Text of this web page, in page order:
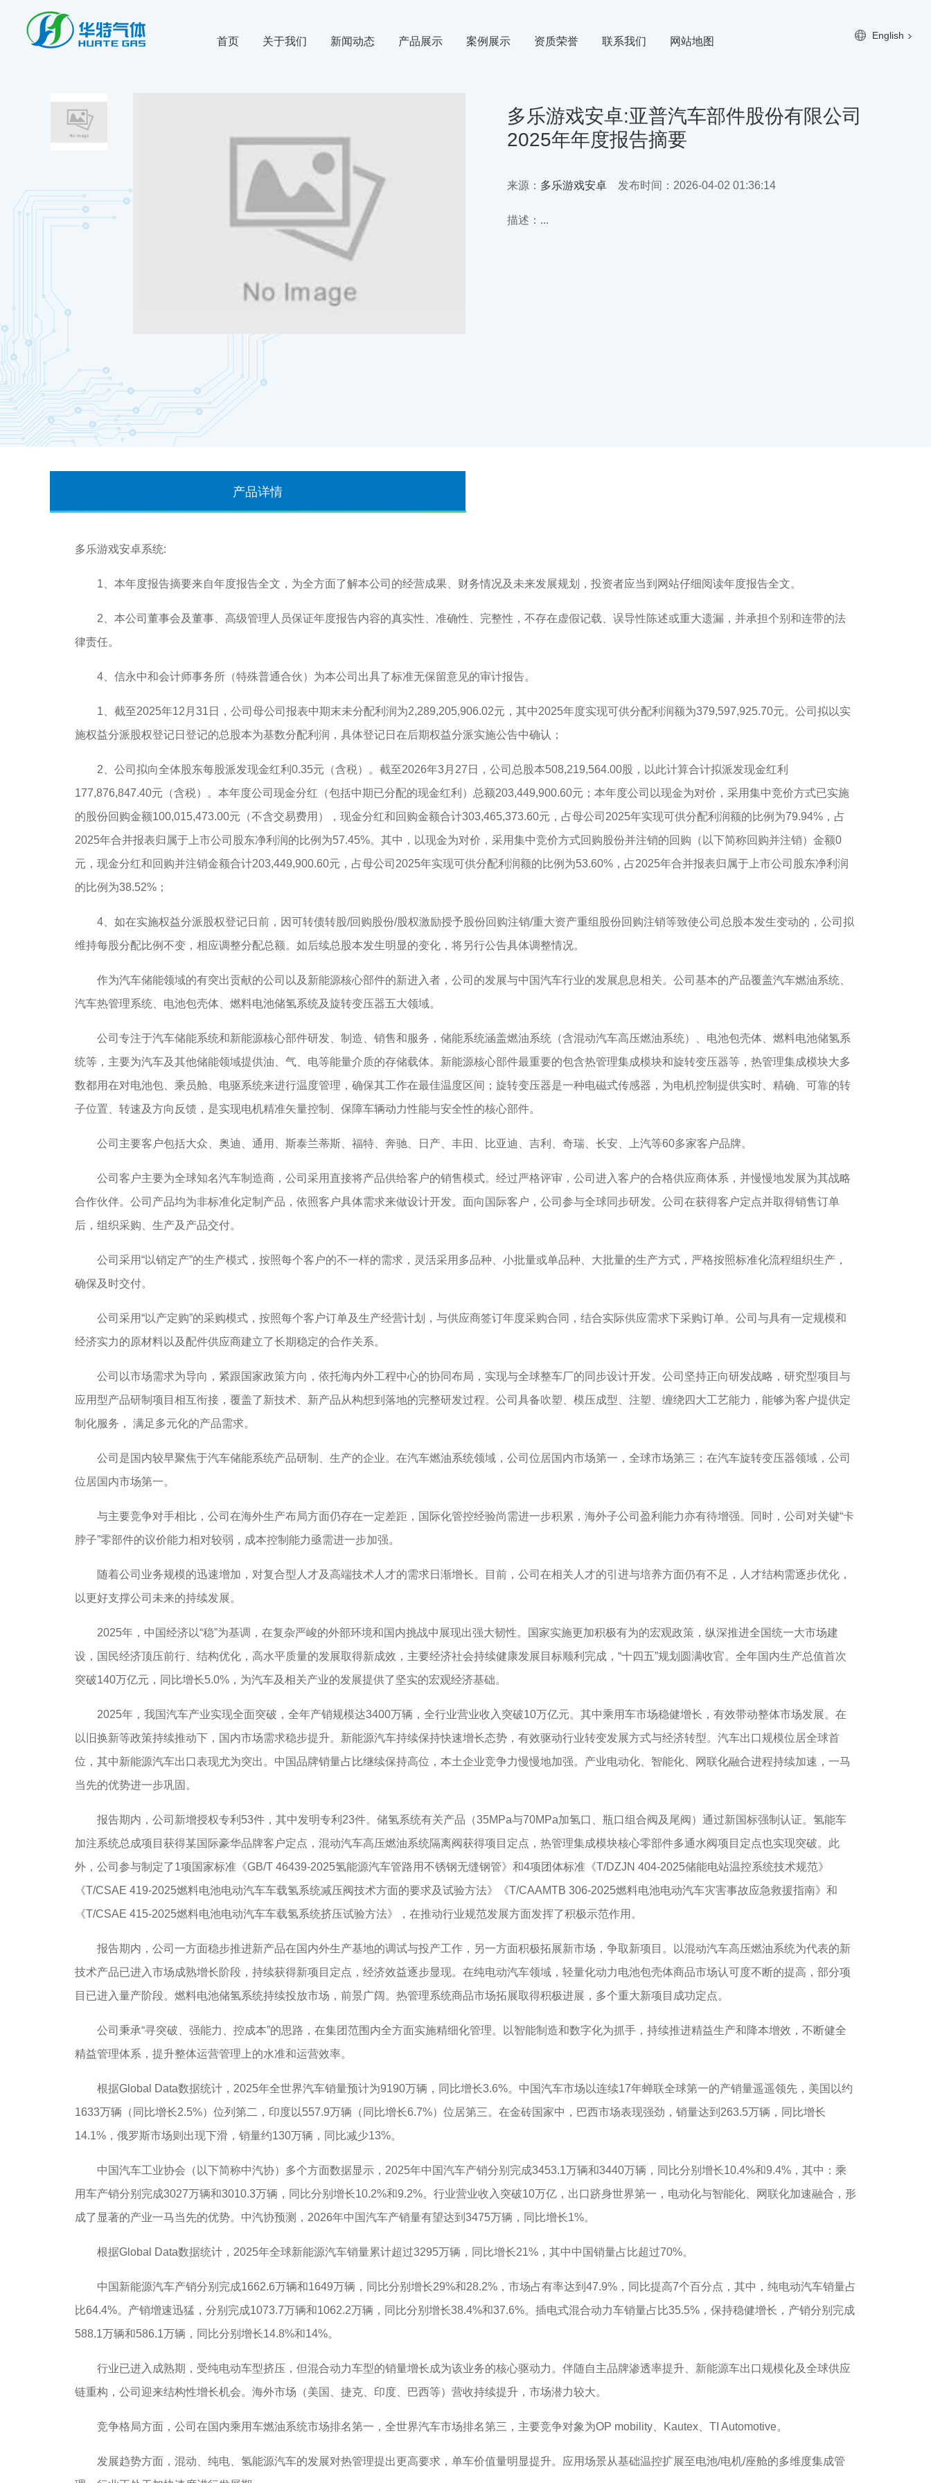
English
首页 关于我们 新闻动态 产品展示 案例展示 资质荣誉 联系我们 网站地图
多乐游戏安卓:亚普汽车部件股份有限公司
2025年年度报告摘要
来源： 多乐游戏安卓 发布时间：2026-04-02 01:36:14
描述：...
产品详情
多乐游戏安卓系统:
1、本年度报告摘要来自年度报告全文，为全方面了解本公司的经营成果、财务情况及未来发展规划，投资者应当到网站仔细阅读年度报告全文。
2、本公司董事会及董事、高级管理人员保证年度报告内容的真实性、准确性、完整性，不存在虚假记载、误导性陈述或重大遗漏，并承担个别和连带的法
律责任。
4、信永中和会计师事务所（特殊普通合伙）为本公司出具了标准无保留意见的审计报告。
1、截至2025年12月31日，公司母公司报表中期末未分配利润为2,289,205,906.02元，其中2025年度实现可供分配利润额为379,597,925.70元。公司拟以实
施权益分派股权登记日登记的总股本为基数分配利润，具体登记日在后期权益分派实施公告中确认；
2、公司拟向全体股东每股派发现金红利0.35元（含税）。截至2026年3月27日，公司总股本508,219,564.00股，以此计算合计拟派发现金红利
177,876,847.40元（含税）。本年度公司现金分红（包括中期已分配的现金红利）总额203,449,900.60元；本年度公司以现金为对价，采用集中竞价方式已实施
的股份回购金额100,015,473.00元（不含交易费用），现金分红和回购金额合计303,465,373.60元，占母公司2025年实现可供分配利润额的比例为79.94%，占
2025年合并报表归属于上市公司股东净利润的比例为57.45%。其中，以现金为对价，采用集中竞价方式回购股份并注销的回购（以下简称回购并注销）金额0
元，现金分红和回购并注销金额合计203,449,900.60元，占母公司2025年实现可供分配利润额的比例为53.60%，占2025年合并报表归属于上市公司股东净利润
的比例为38.52%；
4、如在实施权益分派股权登记日前，因可转债转股/回购股份/股权激励授予股份回购注销/重大资产重组股份回购注销等致使公司总股本发生变动的，公司拟
维持每股分配比例不变，相应调整分配总额。如后续总股本发生明显的变化，将另行公告具体调整情况。
作为汽车储能领域的有突出贡献的公司以及新能源核心部件的新进入者，公司的发展与中国汽车行业的发展息息相关。公司基本的产品覆盖汽车燃油系统、
汽车热管理系统、电池包壳体、燃料电池储氢系统及旋转变压器五大领域。
公司专注于汽车储能系统和新能源核心部件研发、制造、销售和服务，储能系统涵盖燃油系统（含混动汽车高压燃油系统）、电池包壳体、燃料电池储氢系
统等，主要为汽车及其他储能领域提供油、气、电等能量介质的存储载体。新能源核心部件最重要的包含热管理集成模块和旋转变压器等，热管理集成模块大多
数都用在对电池包、乘员舱、电驱系统来进行温度管理，确保其工作在最佳温度区间；旋转变压器是一种电磁式传感器，为电机控制提供实时、精确、可靠的转
子位置、转速及方向反馈，是实现电机精准矢量控制、保障车辆动力性能与安全性的核心部件。
公司主要客户包括大众、奥迪、通用、斯泰兰蒂斯、福特、奔驰、日产、丰田、比亚迪、吉利、奇瑞、长安、上汽等60多家客户品牌。
公司客户主要为全球知名汽车制造商，公司采用直接将产品供给客户的销售模式。经过严格评审，公司进入客户的合格供应商体系，并慢慢地发展为其战略
合作伙伴。公司产品均为非标准化定制产品，依照客户具体需求来做设计开发。面向国际客户，公司参与全球同步研发。公司在获得客户定点并取得销售订单
后，组织采购、生产及产品交付。
公司采用“以销定产”的生产模式，按照每个客户的不一样的需求，灵活采用多品种、小批量或单品种、大批量的生产方式，严格按照标准化流程组织生产，
确保及时交付。
公司采用“以产定购”的采购模式，按照每个客户订单及生产经营计划，与供应商签订年度采购合同，结合实际供应需求下采购订单。公司与具有一定规模和
经济实力的原材料以及配件供应商建立了长期稳定的合作关系。
公司以市场需求为导向，紧跟国家政策方向，依托海内外工程中心的协同布局，实现与全球整车厂的同步设计开发。公司坚持正向研发战略，研究型项目与
应用型产品研制项目相互衔接，覆盖了新技术、新产品从构想到落地的完整研发过程。公司具备吹塑、模压成型、注塑、缠绕四大工艺能力，能够为客户提供定
制化服务， 满足多元化的产品需求。
公司是国内较早聚焦于汽车储能系统产品研制、生产的企业。在汽车燃油系统领域，公司位居国内市场第一，全球市场第三；在汽车旋转变压器领域，公司
位居国内市场第一。
与主要竞争对手相比，公司在海外生产布局方面仍存在一定差距，国际化管控经验尚需进一步积累，海外子公司盈利能力亦有待增强。同时，公司对关键“卡
脖子”零部件的议价能力相对较弱，成本控制能力亟需进一步加强。
随着公司业务规模的迅速增加，对复合型人才及高端技术人才的需求日渐增长。目前，公司在相关人才的引进与培养方面仍有不足，人才结构需逐步优化，
以更好支撑公司未来的持续发展。
2025年，中国经济以“稳”为基调，在复杂严峻的外部环境和国内挑战中展现出强大韧性。国家实施更加积极有为的宏观政策，纵深推进全国统一大市场建
设，国民经济顶压前行、结构优化，高水平质量的发展取得新成效，主要经济社会持续健康发展目标顺利完成，“十四五”规划圆满收官。全年国内生产总值首次
突破140万亿元，同比增长5.0%，为汽车及相关产业的发展提供了坚实的宏观经济基础。
2025年，我国汽车产业实现全面突破，全年产销规模达3400万辆，全行业营业收入突破10万亿元。其中乘用车市场稳健增长，有效带动整体市场发展。在
以旧换新等政策持续推动下，国内市场需求稳步提升。新能源汽车持续保持快速增长态势，有效驱动行业转变发展方式与经济转型。汽车出口规模位居全球首
位，其中新能源汽车出口表现尤为突出。中国品牌销量占比继续保持高位，本土企业竞争力慢慢地加强。产业电动化、智能化、网联化融合进程持续加速，一马
当先的优势进一步巩固。
报告期内，公司新增授权专利53件，其中发明专利23件。储氢系统有关产品（35MPa与70MPa加氢口、瓶口组合阀及尾阀）通过新国标强制认证。氢能车
加注系统总成项目获得某国际豪华品牌客户定点，混动汽车高压燃油系统隔离阀获得项目定点，热管理集成模块核心零部件多通水阀项目定点也实现突破。此
外，公司参与制定了1项国家标准《GB/T 46439-2025氢能源汽车管路用不锈钢无缝钢管》和4项团体标准《T/DZJN 404-2025储能电站温控系统技术规范》
《T/CSAE 419-2025燃料电池电动汽车车载氢系统减压阀技术方面的要求及试验方法》《T/CAAMTB 306-2025燃料电池电动汽车灾害事故应急救援指南》和
《T/CSAE 415-2025燃料电池电动汽车车载氢系统挤压试验方法》，在推动行业规范发展方面发挥了积极示范作用。
报告期内，公司一方面稳步推进新产品在国内外生产基地的调试与投产工作，另一方面积极拓展新市场，争取新项目。以混动汽车高压燃油系统为代表的新
技术产品已进入市场成熟增长阶段，持续获得新项目定点，经济效益逐步显现。在纯电动汽车领域，轻量化动力电池包壳体商品市场认可度不断的提高，部分项
目已进入量产阶段。燃料电池储氢系统持续投放市场，前景广阔。热管理系统商品市场拓展取得积极进展，多个重大新项目成功定点。
公司秉承“寻突破、强能力、控成本”的思路，在集团范围内全方面实施精细化管理。以智能制造和数字化为抓手，持续推进精益生产和降本增效，不断健全
精益管理体系，提升整体运营管理上的水准和运营效率。
根据Global Data数据统计，2025年全世界汽车销量预计为9190万辆，同比增长3.6%。中国汽车市场以连续17年蝉联全球第一的产销量遥遥领先，美国以约
1633万辆（同比增长2.5%）位列第二，印度以557.9万辆（同比增长6.7%）位居第三。在金砖国家中，巴西市场表现强劲，销量达到263.5万辆，同比增长
14.1%，俄罗斯市场则出现下滑，销量约130万辆，同比减少13%。
中国汽车工业协会（以下简称中汽协）多个方面数据显示，2025年中国汽车产销分别完成3453.1万辆和3440万辆，同比分别增长10.4%和9.4%，其中：乘
用车产销分别完成3027万辆和3010.3万辆，同比分别增长10.2%和9.2%。行业营业收入突破10万亿，出口跻身世界第一，电动化与智能化、网联化加速融合，形
成了显著的产业一马当先的优势。中汽协预测，2026年中国汽车产销量有望达到3475万辆，同比增长1%。
根据Global Data数据统计，2025年全球新能源汽车销量累计超过3295万辆，同比增长21%，其中中国销量占比超过70%。
中国新能源汽车产销分别完成1662.6万辆和1649万辆，同比分别增长29%和28.2%，市场占有率达到47.9%，同比提高7个百分点，其中，纯电动汽车销量占
比64.4%。产销增速迅猛，分别完成1073.7万辆和1062.2万辆，同比分别增长38.4%和37.6%。插电式混合动力车销量占比35.5%，保持稳健增长，产销分别完成
588.1万辆和586.1万辆，同比分别增长14.8%和14%。
行业已进入成熟期，受纯电动车型挤压，但混合动力车型的销量增长成为该业务的核心驱动力。伴随自主品牌渗透率提升、新能源车出口规模化及全球供应
链重构，公司迎来结构性增长机会。海外市场（美国、捷克、印度、巴西等）营收持续提升，市场潜力较大。
竞争格局方面，公司在国内乘用车燃油系统市场排名第一，全世界汽车市场排名第三，主要竞争对象为OP mobility、Kautex、TI Automotive。
发展趋势方面，混动、纯电、氢能源汽车的发展对热管理提出更高要求，单车价值量明显提升。应用场景从基础温控扩展至电池/电机/座舱的多维度集成管